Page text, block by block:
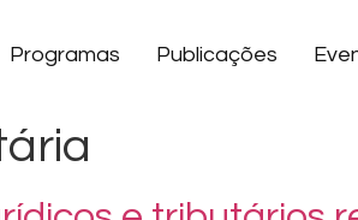
Programas Publicações